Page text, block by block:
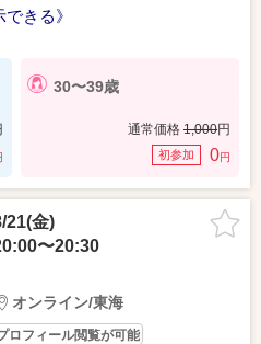
きる》
30〜39歳
通常価格 1,000円
初参加 0円
21(金)
〜20:30
オンライン/東海
ロフィール閲覧が可能